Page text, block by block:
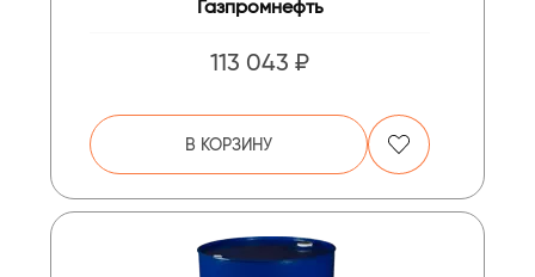
Газпромнефть
113 043 ₽
В КОРЗИНУ